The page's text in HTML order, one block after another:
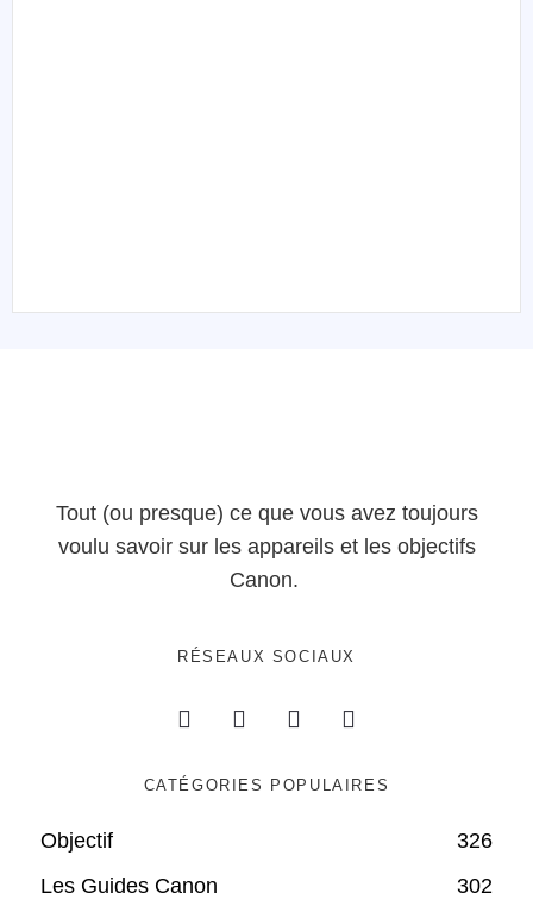
Tout (ou presque) ce que vous avez toujours
voulu savoir sur les appareils et les objectifs
Canon.
RÉSEAUX SOCIAUX
CATÉGORIES POPULAIRES
Objectif
326
Les Guides Canon
302